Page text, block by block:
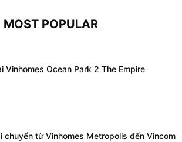
MOST POPULAR
Vinhomes Ocean Park 2 The Empire
chuyển từ Vinhomes Metropolis đến Vincom